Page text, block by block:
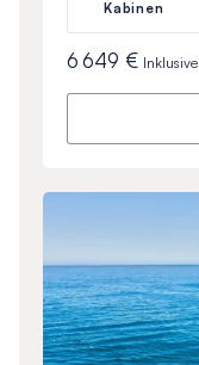
Kabinen
6 649 € Inklusive